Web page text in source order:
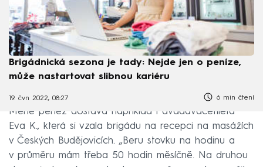
Brigádnická sezona je tady: Nejde jen o peníze,
může nastartovat slibnou kariéru
19. čvn 2022, 08:27 6 min čtení
Méně peněz dostává například i dvaadvacetiletá
Eva K., která si vzala brigádu na recepci na masážích
v Českých Budějovicích. „Beru stovku na hodinu a
v průměru mám třeba 50 hodin měsíčně. Na druhou